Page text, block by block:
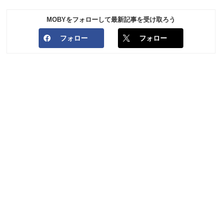
MOBYをフォローして最新記事を受け取ろう
フォロー フォロー